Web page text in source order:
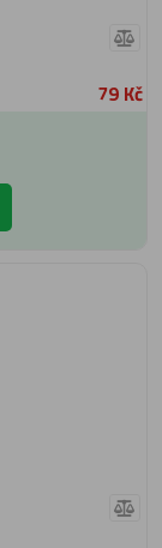
79 Kč